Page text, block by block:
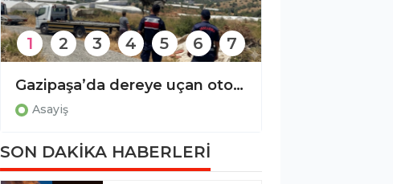
Gazipaşa’da dereye uçan otomobilin sürücüsü yaralandı!
Asayiş
1 2 3 4 5 6 7
SON DAKİKA HABERLERİ